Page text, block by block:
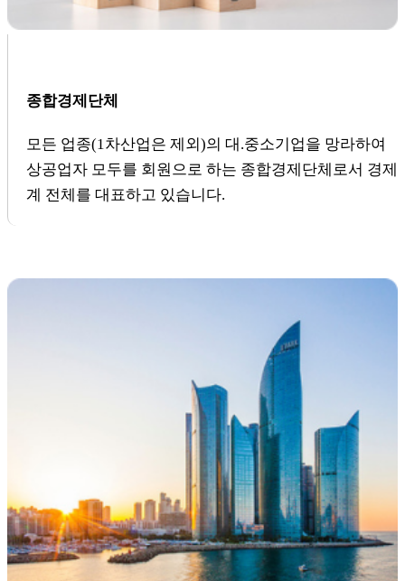
종합경제단체
모든 업종(1차산업은 제외)의 대.중소기업을 망라하여
상공업자 모두를 회원으로 하는 종합경제단체로서 경제
계 전체를 대표하고 있습니다.